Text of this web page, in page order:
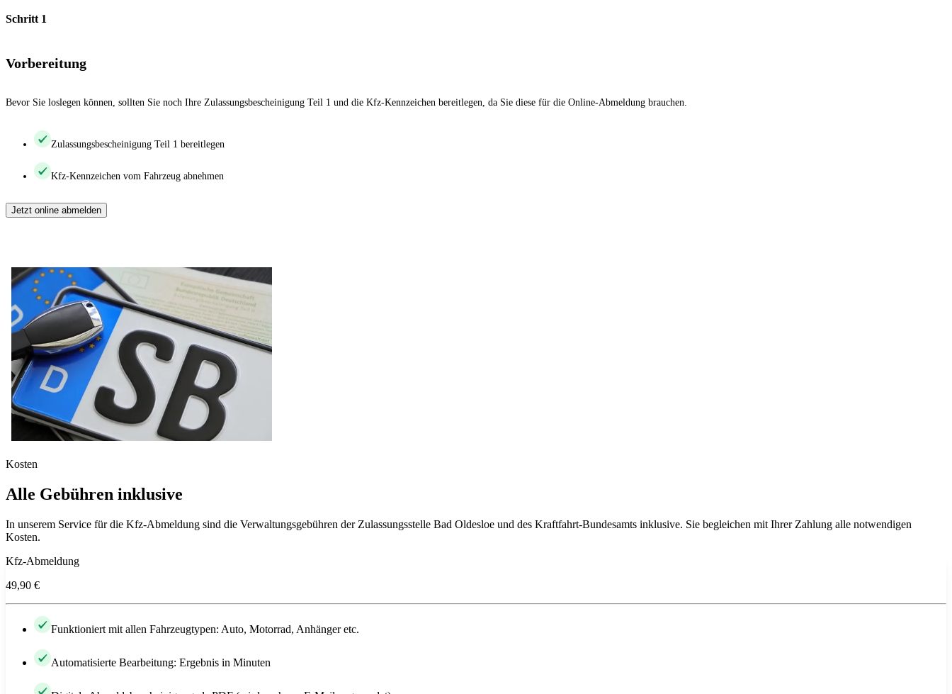
Schritt 1
Vorbereitung
Bevor Sie loslegen können, sollten Sie noch Ihre Zulassungsbescheinigung Teil 1 und die Kfz-Kennzeichen bereitlegen, da Sie diese für die Online-Abmeldung brauchen.
Zulassungsbescheinigung Teil 1 bereitlegen
Kfz-Kennzeichen vom Fahrzeug abnehmen
Jetzt online abmelden
Kosten
Alle Gebühren inklusive
In unserem Service für die Kfz-Abmeldung sind die Verwaltungsgebühren der Zulassungsstelle Bad Oldesloe und des Kraftfahrt-Bundesamts inklusive. Sie begleichen mit Ihrer Zahlung alle notwendigen
Kosten.
Kfz-Abmeldung
49,90 €
Funktioniert mit allen Fahrzeugtypen: Auto, Motorrad, Anhänger etc.
Automatisierte Bearbeitung: Ergebnis in Minuten